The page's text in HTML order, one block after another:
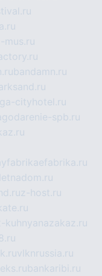
mus.ru
bandamn.ru
cityhotel.ru
spb.ru
z-host.ru
kuhnyanazakaz.ru
vlknrussia.ru
bankaribi.ru